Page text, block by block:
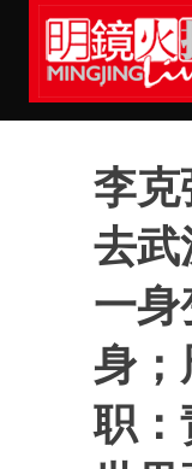
李克
去武
一身
身；
职：